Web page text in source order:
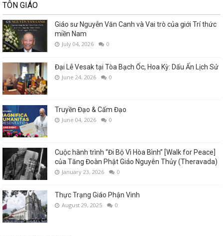
TÔN GIÁO
Giáo sư Nguyễn Văn Canh và Vai trò của giới Trí thức
miền Nam
July 04, 2026 0
Đại Lễ Vesak tại Tòa Bạch Ốc, Hoa Kỳ: Dấu Ấn Lịch Sử
June 24, 2026 0
Truyền Đạo & Cấm Đạo
June 04, 2026 0
Cuộc hành trình “Đi Bộ Vì Hòa Bình” [Walk for Peace]
của Tăng Đoàn Phật Giáo Nguyên Thủy (Theravada)
January 23, 2026 0
Thực Trạng Giáo Phận Vinh
August 29, 2025 0